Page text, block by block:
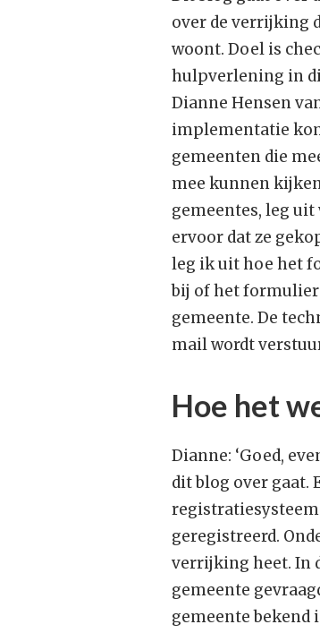
over de verrijking
woont. Doel is
hulpverlening in
Dianne Hensen
implementatie
gemeenten die
mee kunnen
gemeentes, leg
ervoor dat ze
leg ik uit hoe het
bij of het formulier
gemeente. De
mail wordt
Hoe het
Dianne: ‘Goed,
dit blog over gaat.
geregistreerd.
verrijking heet. In
gemeente
gemeente bekend